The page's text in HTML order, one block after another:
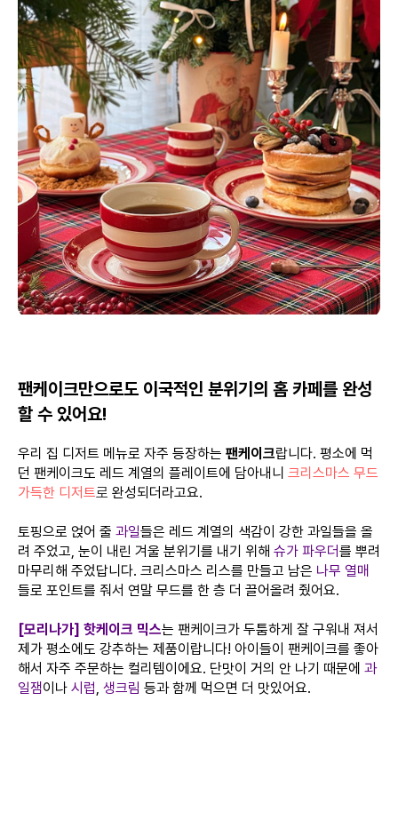
팬케이크만으로도 이국적인 분위기의 홈 카페를 완성
할 수 있어요!
우리 집 디저트 메뉴로 자주 등장하는 팬케이크랍니다. 평소에 먹
던 팬케이크도 레드 계열의 플레이트에 담아내니 크리스마스 무드
가득한 디저트로 완성되더라고요.
토핑으로 얹어 줄 과일들은 레드 계열의 색감이 강한 과일들을 올
려 주었고, 눈이 내린 겨울 분위기를 내기 위해 슈가 파우더를 뿌려
마무리해 주었답니다. 크리스마스 리스를 만들고 남은 나무 열매
들로 포인트를 줘서 연말 무드를 한 층 더 끌어올려 줬어요.
[모리나가] 핫케이크 믹스는 팬케이크가 두툼하게 잘 구워내 져서
제가 평소에도 강추하는 제품이랍니다! 아이들이 팬케이크를 좋아
해서 자주 주문하는 컬리템이에요. 단맛이 거의 안 나기 때문에 과
일잼이나 시럽, 생크림 등과 함께 먹으면 더 맛있어요.